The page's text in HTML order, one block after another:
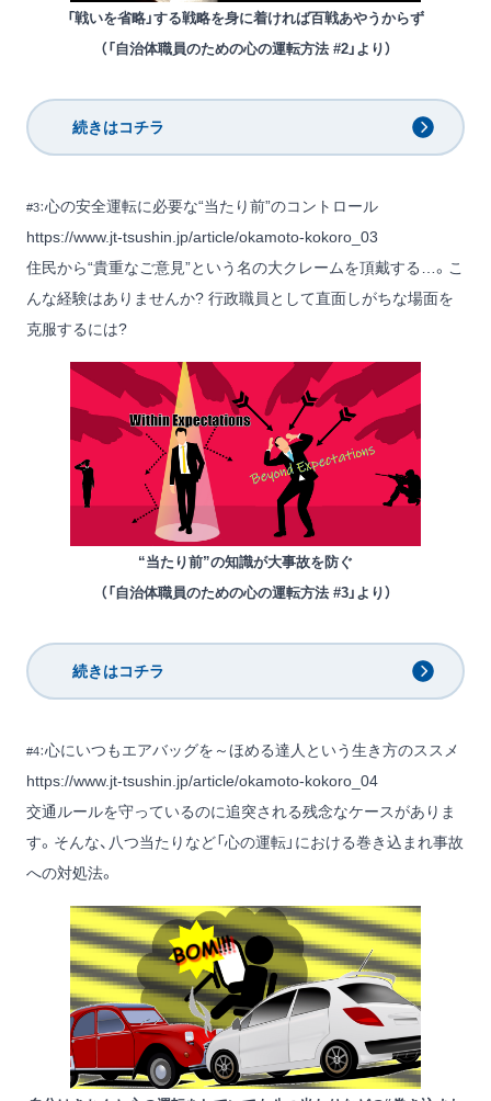
「戦いを省略」する戦略を身に着ければ百戦あやうからず
（「自治体職員のための心の運転方法 #2」より）
続きはコチラ
#3：心の安全運転に必要な“当たり前”のコントロール
https://www.jt-tsushin.jp/article/okamoto-kokoro_03
住民から“貴重なご意見”という名の大クレームを頂戴する…。こ
んな経験はありませんか? 行政職員として直面しがちな場面を
克服するには?
“当たり前”の知識が大事故を防ぐ
（「自治体職員のための心の運転方法 #3」より）
続きはコチラ
#4：心にいつもエアバッグを～ほめる達人という生き方のススメ
https://www.jt-tsushin.jp/article/okamoto-kokoro_04
交通ルールを守っているのに追突される残念なケースがありま
す。そんな、八つ当たりなど「心の運転」における巻き込まれ事故
への対処法。